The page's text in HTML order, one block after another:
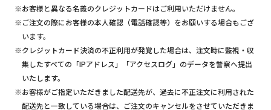
※お客様と異なる名義のクレジットカードはご利用いただけません。
※ご注文の際にお客様の本人確認（電話確認等）をお願いする場合もござ
います。
※クレジットカード決済の不正利用が発覚した場合は、注文時に監視・収
集したすべての「IPアドレス」「アクセスログ」のデータを警察へ提出
いたします。
※お客様がご指定いただきました配送先が、過去に不正注文に利用された
配送先と一致している場合は、ご注文のキャンセルをさせていただきま